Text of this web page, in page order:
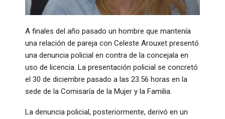
A finales del año pasado un hombre que mantenía
una relación de pareja con Celeste Arouxet presentó
una denuncia policial en contra de la concejala en
uso de licencia. La presentación policial se concretó
el 30 de diciembre pasado a las 23.56 horas en la
sede de la Comisaría de la Mujer y la Familia.
La denuncia policial, posteriormente, derivó en un